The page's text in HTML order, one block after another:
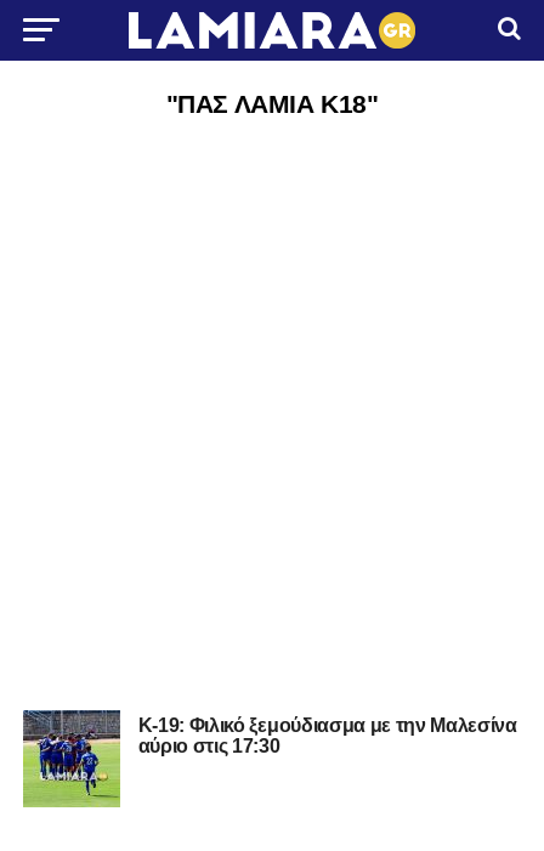
"ΠΑΣ ΛΑΜΙΑ Κ18"
Κ-19: Φιλικό ξεμούδιασμα με την Μαλεσίνα
αύριο στις 17:30